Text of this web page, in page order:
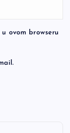
ovom browseru